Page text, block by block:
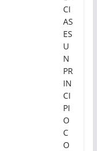
CI
AS
ES
U
N
PR
IN
CI
PI
O
C
O